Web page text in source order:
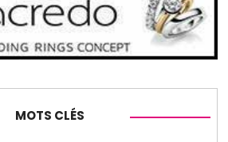
MOTS CLÉS